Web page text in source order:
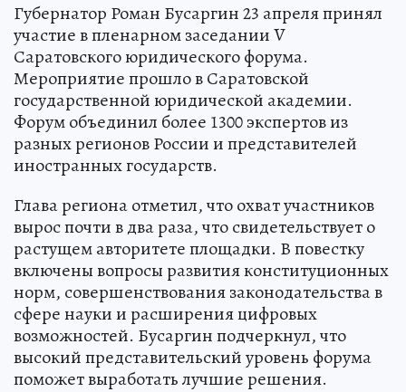
Губернатор Роман Бусаргин 23 апреля принял
участие в пленарном заседании V
Саратовского юридического форума.
Мероприятие прошло в Саратовской
государственной юридической академии.
Форум объединил более 1300 экспертов из
разных регионов России и представителей
иностранных государств.
Глава региона отметил, что охват участников
вырос почти в два раза, что свидетельствует о
растущем авторитете площадки. В повестку
включены вопросы развития конституционных
норм, совершенствования законодательства в
сфере науки и расширения цифровых
возможностей. Бусаргин подчеркнул, что
высокий представительский уровень форума
поможет выработать лучшие решения.